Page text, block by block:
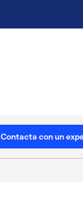
Contacta con un